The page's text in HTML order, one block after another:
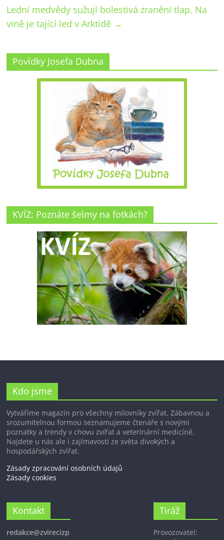
Lední medvědy sužují bolestivá zranění tlap. Na
vině je tající led v Arktidě →
Povídky Josefa Dubna
KVÍZ: Poznáte šelmy na fotkách?
Kdo jsme
Vytváříme magazín pro všechny milovníky zvířat. Zábavnou a
srozumitelnou formou seznamujeme čtenáře s novými
poznatky a trendy v chovu zvířat a veterinární medicíně.
Najdete u nás ale i zajímavosti ze světa divokých a
hospodářských zvířat.
Zásady zpracování osobních údajů
Zásady cookies
Kontakt
redakce@zvirecizp
Tiráž
Provozovatel: